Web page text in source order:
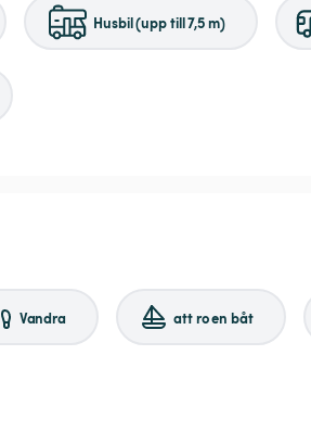
Husbil (upp till 7,5 m)
Vandra att ro en båt